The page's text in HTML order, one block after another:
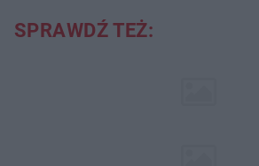
SPRAWDŹ TEŻ: